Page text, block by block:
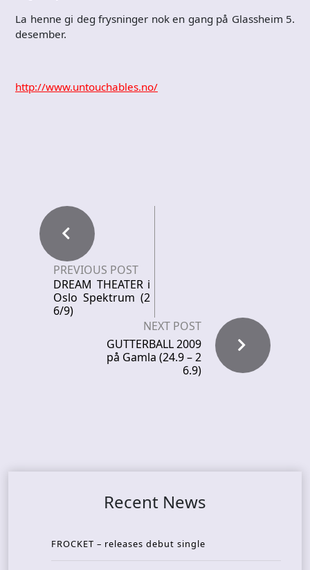
La henne gi deg frysninger nok en gang på Glassheim 5.
desember.
http://www.untouchables.no/
PREVIOUS POST
DREAM THEATER i
Oslo Spektrum (2
6/9)
NEXT POST
GUTTERBALL 2009
på Gamla (24.9 – 2
6.9)
Recent News
FROCKET – releases debut single